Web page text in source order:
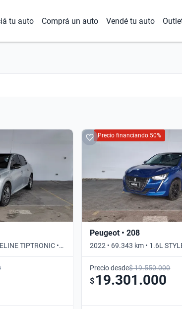
tu auto Comprá un auto Vendé tu auto
TIPTRONIC •
Precio financiando 50%
Peugeot • 208
2022 • 69.343 km • 1.6L
Automático
Precio desde$ 19.550.000
$ 19.301.000